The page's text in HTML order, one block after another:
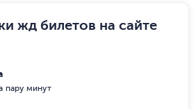
жд билетов на сайте
пару минут